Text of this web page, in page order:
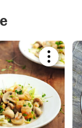
recipe
or
add
it
your